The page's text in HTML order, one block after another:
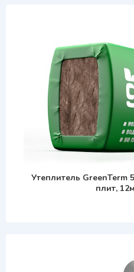
Утеплитель GreenTerm
плит,